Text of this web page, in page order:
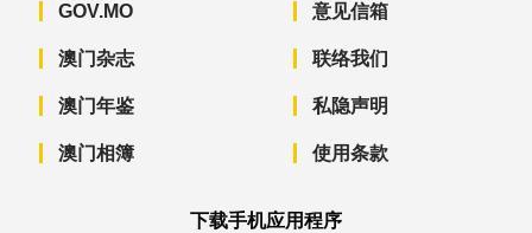
GOV.MO
澳门杂志
澳门年鉴
澳门相簿
意见信箱
联络我们
私隐声明
使用条款
下载手机应用程序